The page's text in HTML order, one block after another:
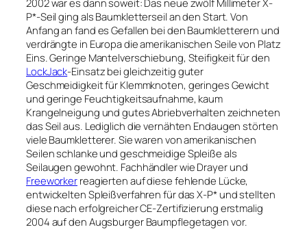
2002 war es dann soweit: Das neue zwölf Millimeter X-
P*-Seil ging als Baumkletterseil an den Start. Von
Anfang an fand es Gefallen bei den Baumkletterern und
verdrängte in Europa die amerikanischen Seile von Platz
Eins. Geringe Mantelverschiebung, Steifigkeit für den
LockJack-Einsatz bei gleichzeitig guter
Geschmeidigkeit für Klemmknoten, geringes Gewicht
und geringe Feuchtigkeitsaufnahme, kaum
Krangelneigung und gutes Abriebverhalten zeichneten
das Seil aus. Lediglich die vernähten Endaugen störten
viele Baumkletterer. Sie waren von amerikanischen
Seilen schlanke und geschmeidige Spleiße als
Seilaugen gewohnt. Fachhändler wie Drayer und
Freeworker reagierten auf diese fehlende Lücke,
entwickelten Spleißverfahren für das X-P* und stellten
diese nach erfolgreicher CE-Zertifizierung erstmalig
2004 auf den Augsburger Baumpflegetagen vor.